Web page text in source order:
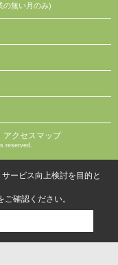
の無い月のみ)
アクセスマップ
reserved.
ービス向上検討を目的と
ご確認ください。